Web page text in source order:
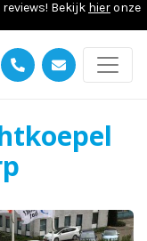
reviews! Bekijk hieronze